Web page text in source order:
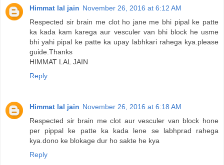
Himmat lal jain November 26, 2016 at 6:12 AM
Respected sir brain me clot ho jane me bhi pipal ke patte
ka kada kam karega aur vesculer van bhi block he usme
bhi yahi pipal ke patte ka upay labhkari rahega kya.please
guide.Thanks
HIMMAT LAL JAIN
Reply
Himmat lal jain November 26, 2016 at 6:18 AM
Respected sir brain me clot aur vesculer van block hone
per pippal ke patte ka kada lene se labhprad rahega
kya.dono ke blokage dur ho sakte he kya
Reply